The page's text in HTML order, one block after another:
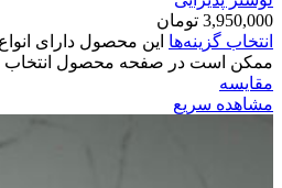
3,950,000 تومان
انتخاب گزینه‌ها این محصول دارای
ممکن است در صفحه محصول انتخاب
مقایسه
مشاهده سریع